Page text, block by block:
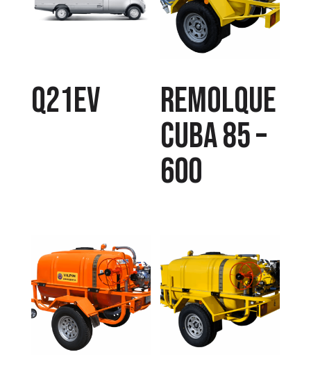
Q21EV
Remolque
cuba 85 –
600